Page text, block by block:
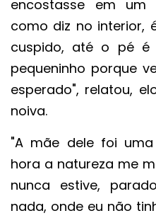
encostasse em um
como diz no interior,
cuspido, até o pé é
pequeninho porque
esperado", relatou,
noiva.
"A mãe dele foi
hora a natureza me
nunca estive,
nada, onde eu não